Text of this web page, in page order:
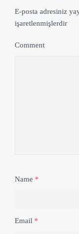
E-posta adresiniz
işaretlenmişlerdir
Comment
Name *
Email *